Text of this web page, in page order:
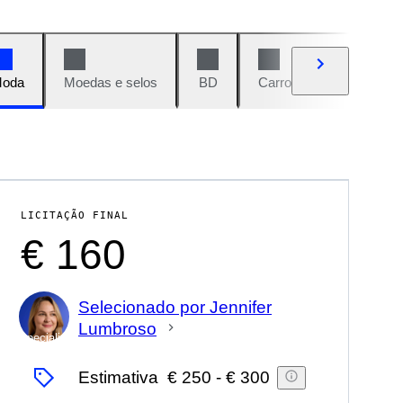
Moedas e selos BD Carros e motos
LICITAÇÃO FINAL
€ 160
Especialista
Selecionado por Jennifer
Lumbroso
Estimativa € 250 - € 300